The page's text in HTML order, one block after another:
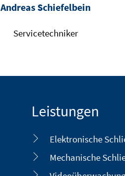
Andreas Schiefelbein
Servicetechniker
Leistungen
Elektronische
Mechanische